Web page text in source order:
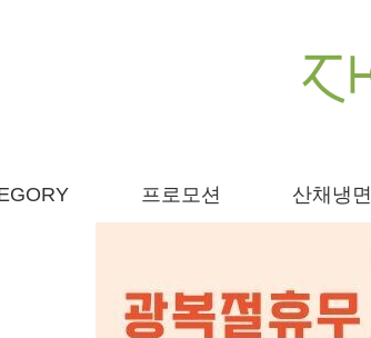
프로모션 산채냉면